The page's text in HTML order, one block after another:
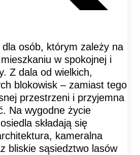
dla osób, którym zależy na
w spokojnej i
Z dala od wielkich,
blokowisk – zamiast tego
przestrzeni i przyjemna
Na wygodne życie
składają się
kameralna
bliskie sąsiedztwo lasów